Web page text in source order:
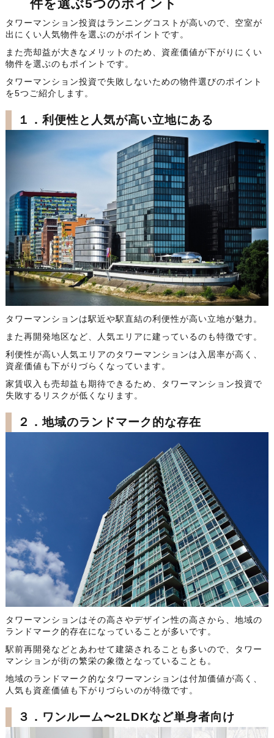
件を選ぶ5つのポイント
タワーマンション投資はランニングコストが高いので、空室が
出にくい人気物件を選ぶのがポイントです。
また売却益が大きなメリットのため、資産価値が下がりにくい
物件を選ぶのもポイントです。
タワーマンション投資で失敗しないための物件選びのポイント
を5つご紹介します。
１．利便性と人気が高い立地にある
タワーマンションは駅近や駅直結の利便性が高い立地が魅力。
また再開発地区など、人気エリアに建っているのも特徴です。
利便性が高い人気エリアのタワーマンションは入居率が高く、
資産価値も下がりづらくなっています。
家賃収入も売却益も期待できるため、タワーマンション投資で
失敗するリスクが低くなります。
２．地域のランドマーク的な存在
タワーマンションはその高さやデザイン性の高さから、地域の
ランドマーク的存在になっていることが多いです。
駅前再開発などとあわせて建築されることも多いので、タワー
マンションが街の繁栄の象徴となっていることも。
地域のランドマーク的なタワーマンションは付加価値が高く、
人気も資産価値も下がりづらいのが特徴です。
３．ワンルーム〜2LDKなど単身者向け